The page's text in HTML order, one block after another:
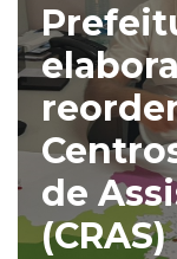
de
(CRAS)